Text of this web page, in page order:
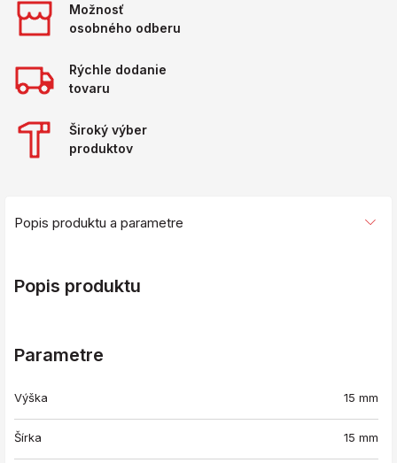
Možnosť
osobného odberu
Rýchle dodanie
tovaru
Široký výber
produktov
Popis produktu a parametre
Popis produktu
Parametre
Výška 15 mm
Šírka 15 mm